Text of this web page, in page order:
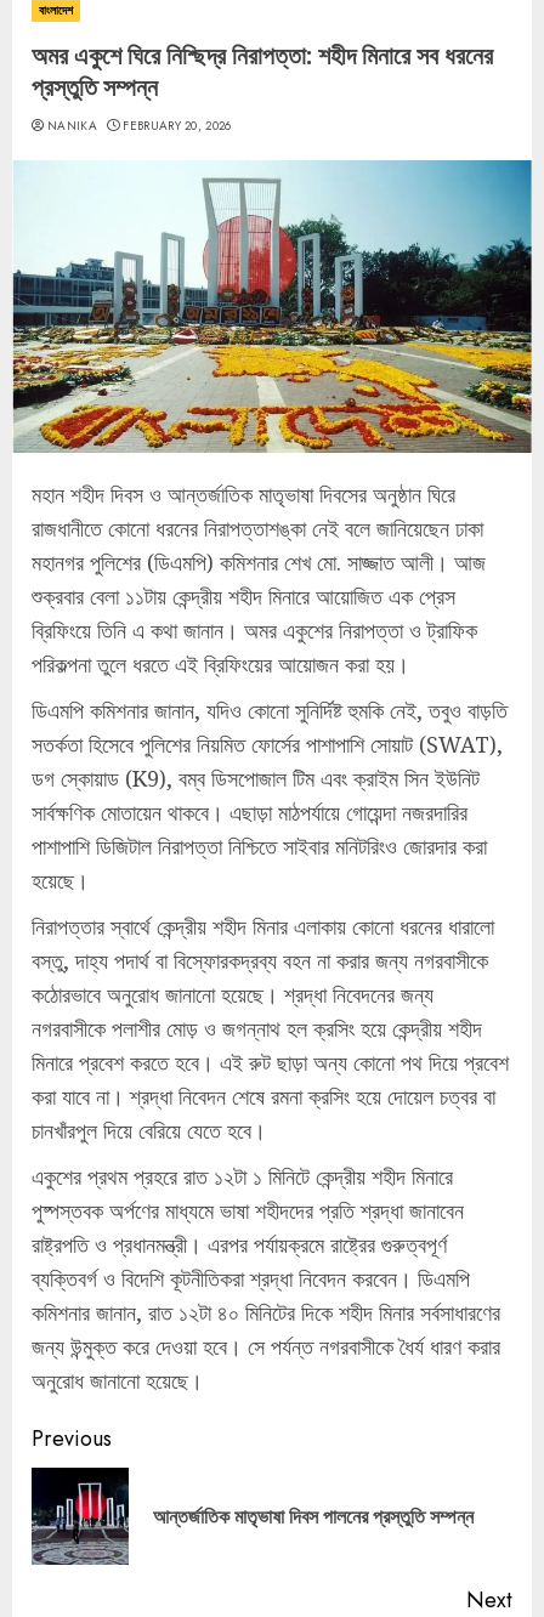
বাংলাদেশ
অমর একুশে ঘিরে নিশ্ছিদ্র নিরাপত্তা: শহীদ মিনারে সব ধরনের
প্রস্তুতি সম্পন্ন
NANIKA FEBRUARY 20, 2026
মহান শহীদ দিবস ও আন্তর্জাতিক মাতৃভাষা দিবসের অনুষ্ঠান ঘিরে
রাজধানীতে কোনো ধরনের নিরাপত্তাশঙ্কা নেই বলে জানিয়েছেন ঢাকা
মহানগর পুলিশের (ডিএমপি) কমিশনার শেখ মো. সাজ্জাত আলী। আজ
শুক্রবার বেলা ১১টায় কেন্দ্রীয় শহীদ মিনারে আয়োজিত এক প্রেস
ব্রিফিংয়ে তিনি এ কথা জানান। অমর একুশের নিরাপত্তা ও ট্রাফিক
পরিকল্পনা তুলে ধরতে এই ব্রিফিংয়ের আয়োজন করা হয়।
ডিএমপি কমিশনার জানান, যদিও কোনো সুনির্দিষ্ট হুমকি নেই, তবুও বাড়তি
সতর্কতা হিসেবে পুলিশের নিয়মিত ফোর্সের পাশাপাশি সোয়াট (SWAT),
ডগ স্কোয়াড (K9), বম্ব ডিসপোজাল টিম এবং ক্রাইম সিন ইউনিট
সার্বক্ষণিক মোতায়েন থাকবে। এছাড়া মাঠপর্যায়ে গোয়েন্দা নজরদারির
পাশাপাশি ডিজিটাল নিরাপত্তা নিশ্চিতে সাইবার মনিটরিংও জোরদার করা
হয়েছে।
নিরাপত্তার স্বার্থে কেন্দ্রীয় শহীদ মিনার এলাকায় কোনো ধরনের ধারালো
বস্তু, দাহ্য পদার্থ বা বিস্ফোরকদ্রব্য বহন না করার জন্য নগরবাসীকে
কঠোরভাবে অনুরোধ জানানো হয়েছে। শ্রদ্ধা নিবেদনের জন্য
নগরবাসীকে পলাশীর মোড় ও জগন্নাথ হল ক্রসিং হয়ে কেন্দ্রীয় শহীদ
মিনারে প্রবেশ করতে হবে। এই রুট ছাড়া অন্য কোনো পথ দিয়ে প্রবেশ
করা যাবে না। শ্রদ্ধা নিবেদন শেষে রমনা ক্রসিং হয়ে দোয়েল চত্বর বা
চানখাঁরপুল দিয়ে বেরিয়ে যেতে হবে।
একুশের প্রথম প্রহরে রাত ১২টা ১ মিনিটে কেন্দ্রীয় শহীদ মিনারে
পুষ্পস্তবক অর্পণের মাধ্যমে ভাষা শহীদদের প্রতি শ্রদ্ধা জানাবেন
রাষ্ট্রপতি ও প্রধানমন্ত্রী। এরপর পর্যায়ক্রমে রাষ্ট্রের গুরুত্বপূর্ণ
ব্যক্তিবর্গ ও বিদেশি কূটনীতিকরা শ্রদ্ধা নিবেদন করবেন। ডিএমপি
কমিশনার জানান, রাত ১২টা ৪০ মিনিটের দিকে শহীদ মিনার সর্বসাধারণের
জন্য উন্মুক্ত করে দেওয়া হবে। সে পর্যন্ত নগরবাসীকে ধৈর্য ধারণ করার
অনুরোধ জানানো হয়েছে।
Continue
Reading
Previous
আন্তর্জাতিক মাতৃভাষা দিবস পালনের প্রস্তুতি সম্পন্ন
Next